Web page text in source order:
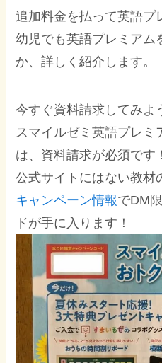
追加料金を払って英語プ
幼児でも英語プレミアム
か、詳しく紹介します。
今すぐ資料請求してみよ
スマイルゼミ英語プレミ
は、資料請求が必須です！
公式サイトにはない教材
キャンペーン情報でDM
ドが手に入ります！